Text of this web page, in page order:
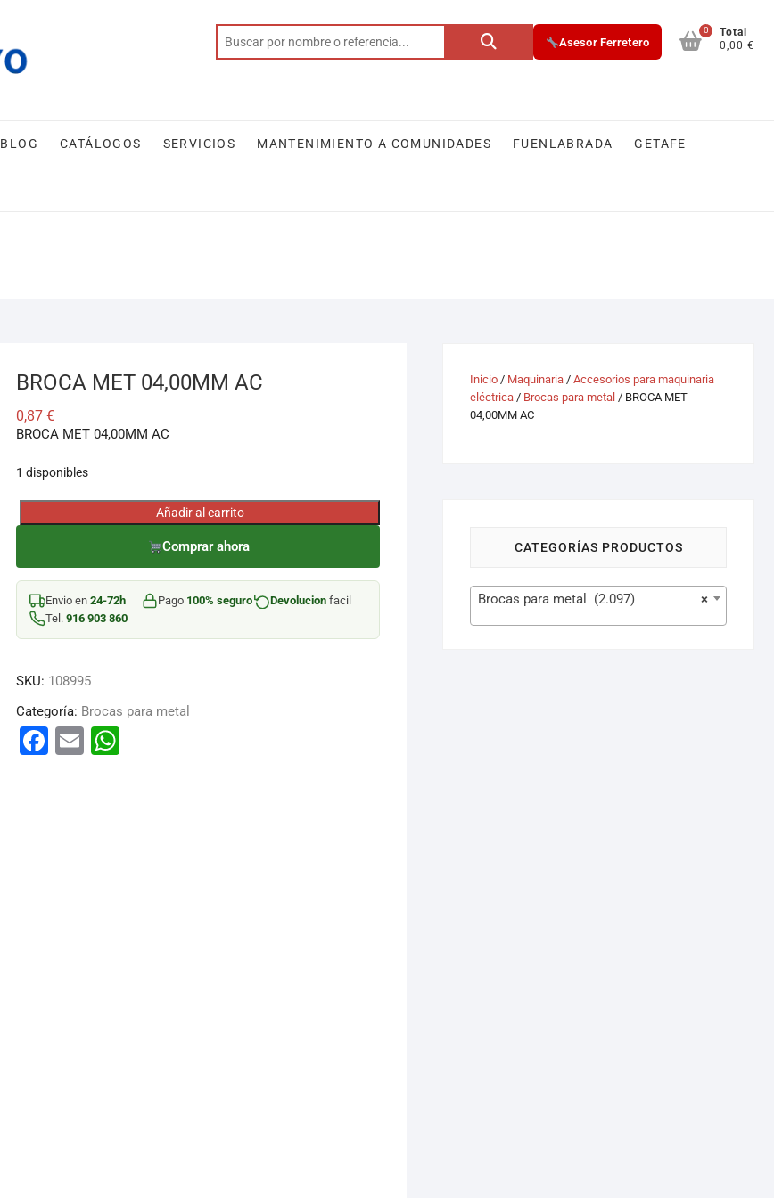
Buscar
Asesor Ferretero
0
Total
0,00 €
BLOG CATÁLOGOS SERVICIOS MANTENIMIENTO A COMUNIDADES FUENLABRADA GETAFE
BROCA MET 04,00MM AC
0,87 €
BROCA MET 04,00MM AC
1 disponibles
BROCA
04,00MM
AC
cantidad
Añadir al carrito
Comprar ahora
Envio en 24-72h Pago 100% seguro Devolucion facil
Tel. 916 903 860
SKU: 108995
Categoría: Brocas para metal
F
E
Inicio / Maquinaria / Accesorios para maquinaria
eléctrica / Brocas para metal / BROCA MET
04,00MM AC
CATEGORÍAS PRODUCTOS
×
Brocas para metal (2.097)